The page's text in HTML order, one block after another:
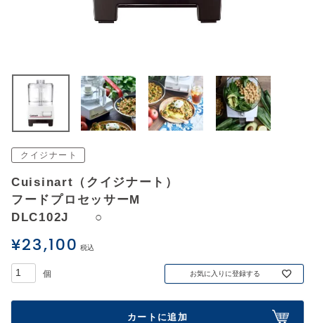
ログイン
クイジナート
Cuisinart（クイジナート）
フードプロセッサーM
DLC102J ○
¥23,100 税込
お気に入りに登録する
カートに追加